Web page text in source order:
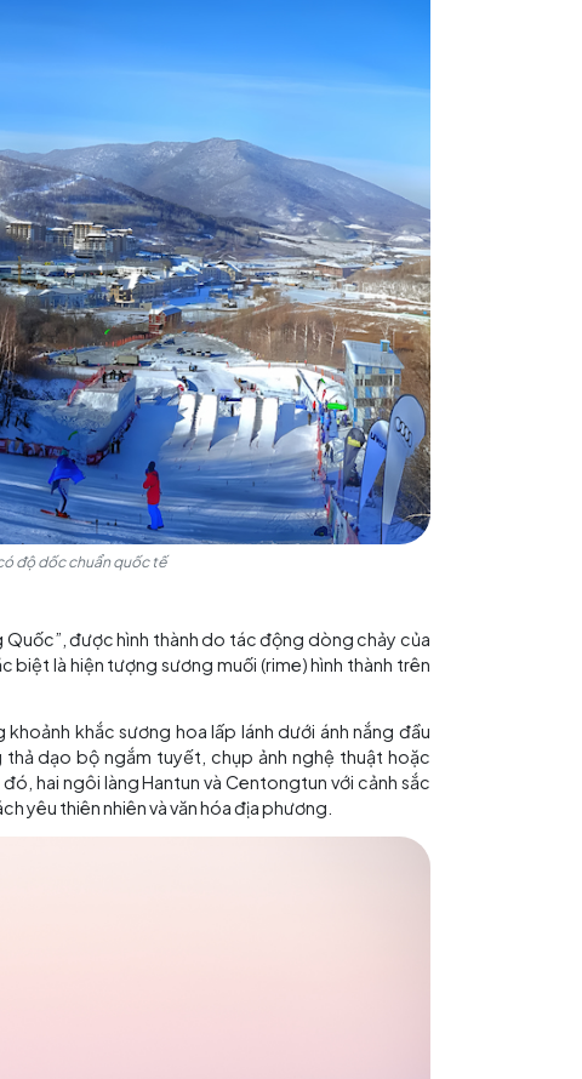
cảnh sắc hữu tình, thơ mộng
Cát Lâm, Trung Quốc
sở hữu hàng loạt tọa độ check-in đẹp như tranh vẽ. Cùng
Bắc Trung Quốc này ngay sau đây.
thao mùa đông hàng đầu tại Trung Quốc, từng đăng cai
với tổng chiều dài hơn 72km và độ chênh cao tới 870m,
nghiệm đường trượt dài đầy thử thách hoặc thư giãn tại
quan đặc sắc đã đưa Beidahu trở thành địa chỉ không thể